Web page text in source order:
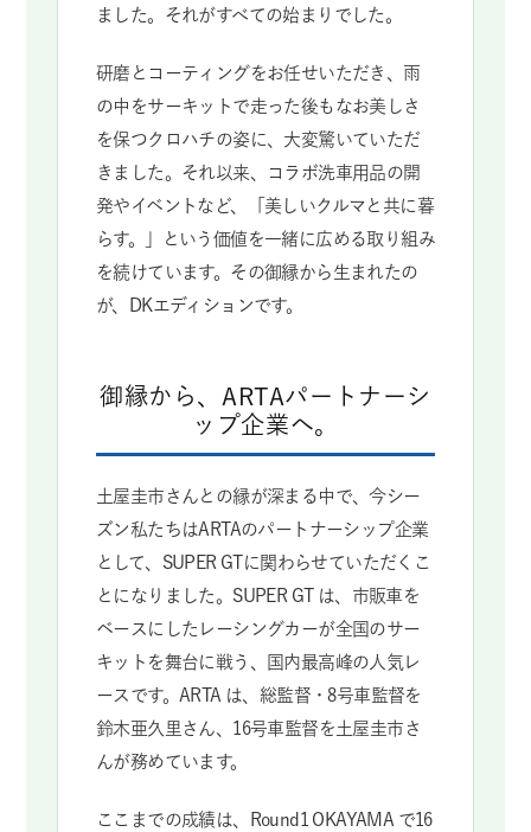
ました。それがすべての始まりでした。
研磨とコーティングをお任せいただき、雨
の中をサーキットで走った後もなお美しさ
を保つクロハチの姿に、大変驚いていただ
きました。それ以来、コラボ洗車用品の開
発やイベントなど、「美しいクルマと共に暮
らす。」という価値を一緒に広める取り組み
を続けています。その御縁から生まれたの
が、DKエディションです。
御縁から、ARTAパートナーシ
ップ企業へ。
土屋圭市さんとの縁が深まる中で、今シー
ズン私たちはARTAのパートナーシップ企業
として、SUPER GTに関わらせていただくこ
とになりました。SUPER GT は、市販車を
ベースにしたレーシングカーが全国のサー
キットを舞台に戦う、国内最高峰の人気レ
ースです。ARTA は、総監督・8号車監督を
鈴木亜久里さん、16号車監督を土屋圭市さ
んが務めています。
ここまでの成績は、Round1 OKAYAMA で16